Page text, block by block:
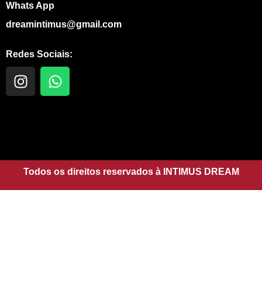
Whats App
dreamintimus@gmail.com
Redes Sociais:
I
n
r
a
m
W
h
p
p
Todos os direitos reservados à INTIMUS DREAM